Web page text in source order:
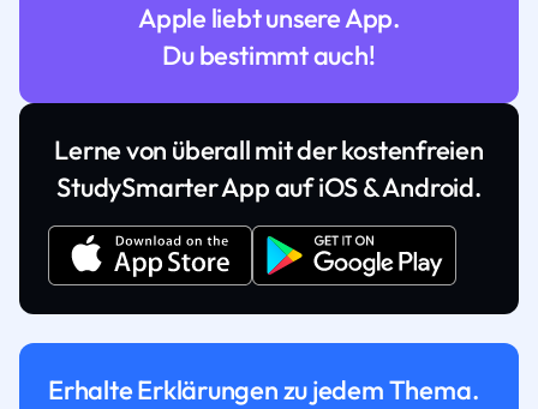
Apple liebt unsere App.
Du bestimmt auch!
Lerne von überall mit der kostenfreien
StudySmarter App auf iOS & Android.
Erhalte Erklärungen zu jedem Thema.